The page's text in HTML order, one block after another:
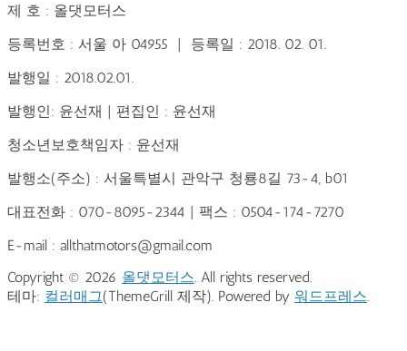
제 호 : 올댓모터스
등록번호 : 서울 아 04955 | 등록일 : 2018. 02. 01.
발행일 : 2018.02.01.
발행인: 윤선재 | 편집인 : 윤선재
청소년보호책임자 : 윤선재
발행소(주소) : 서울특별시 관악구 청룡8길 73-4, b01
대표전화 : 070-8095-2344 | 팩스 : 0504-174-7270
E-mail : allthatmotors@gmail.com
Copyright © 2026 올댓모터스. All rights reserved.
테마: 컬러매그(ThemeGrill 제작). Powered by 워드프레스.